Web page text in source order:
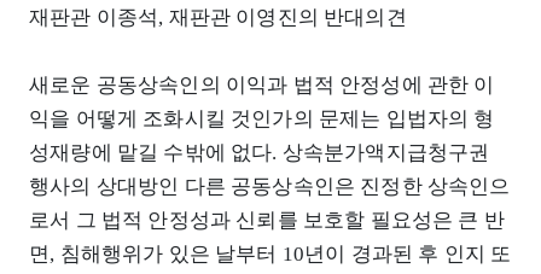
재판관 이종석, 재판관 이영진의 반대의견
새로운 공동상속인의 이익과 법적 안정성에 관한 이
익을 어떻게 조화시킬 것인가의 문제는 입법자의 형
성재량에 맡길 수밖에 없다. 상속분가액지급청구권
행사의 상대방인 다른 공동상속인은 진정한 상속인으
로서 그 법적 안정성과 신뢰를 보호할 필요성은 큰 반
면, 침해행위가 있은 날부터 10년이 경과된 후 인지 또